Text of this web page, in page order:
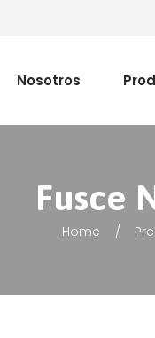
Nosotros
Fusce
Home